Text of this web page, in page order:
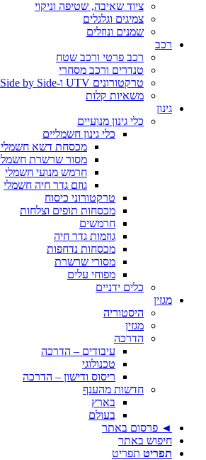
ציוד שאיבה, שטיפה וניקוי
צמיגים וגלגלים
שמנים ונוזלים
רכב
רכב פרטי ורכב שטח
טנדרים ורכב מסחרי
טרקטורונים UTV ו-Side by Side
משאיות קלות
גינון
כלי גינון מנועיים
כלי גינון חשמליים
מכסחת דשא
מסור שרשרת
חרמש מנועי חשמלי
גוזם גדר חיה חשמלי
טרקטורוני כיסוח
מכסחות תופים וצלחות
חרמשים
גוזמות גדר חיה
מכסחות נדחפות
מסורי שרשרת
מפוחי עלים
כלים ידניים
מגזין
היסטוריה
מגזין
הדרכה
עיבודים – הדרכה
טכנולוגי
ריסוס ודישון – הדרכה
חדשות מהענף
בארץ
בעולם
◄ פרסום באתר
חיפוש באתר
תפריט תפריט